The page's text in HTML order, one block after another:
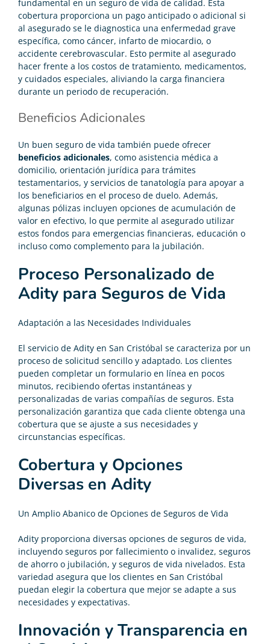
fundamental en un seguro de vida de calidad. Esta
cobertura proporciona un pago anticipado o adicional si
al asegurado se le diagnostica una enfermedad grave
específica, como cáncer, infarto de miocardio, o
accidente cerebrovascular. Esto permite al asegurado
hacer frente a los costos de tratamiento, medicamentos,
y cuidados especiales, aliviando la carga financiera
durante un periodo de recuperación.
Beneficios Adicionales
Un buen seguro de vida también puede ofrecer
beneficios adicionales, como asistencia médica a
domicilio, orientación jurídica para trámites
testamentarios, y servicios de tanatología para apoyar a
los beneficiarios en el proceso de duelo. Además,
algunas pólizas incluyen opciones de acumulación de
valor en efectivo, lo que permite al asegurado utilizar
estos fondos para emergencias financieras, educación o
incluso como complemento para la jubilación.
Proceso Personalizado de
Adity para Seguros de Vida
Adaptación a las Necesidades Individuales
El servicio de Adity en San Cristóbal se caracteriza por un
proceso de solicitud sencillo y adaptado. Los clientes
pueden completar un formulario en línea en pocos
minutos, recibiendo ofertas instantáneas y
personalizadas de varias compañías de seguros. Esta
personalización garantiza que cada cliente obtenga una
cobertura que se ajuste a sus necesidades y
circunstancias específicas.
Cobertura y Opciones
Diversas en Adity
Un Amplio Abanico de Opciones de Seguros de Vida
Adity proporciona diversas opciones de seguros de vida,
incluyendo seguros por fallecimiento o invalidez, seguros
de ahorro o jubilación, y seguros de vida nivelados. Esta
variedad asegura que los clientes en San Cristóbal
puedan elegir la cobertura que mejor se adapte a sus
necesidades y expectativas.
Innovación y Transparencia en